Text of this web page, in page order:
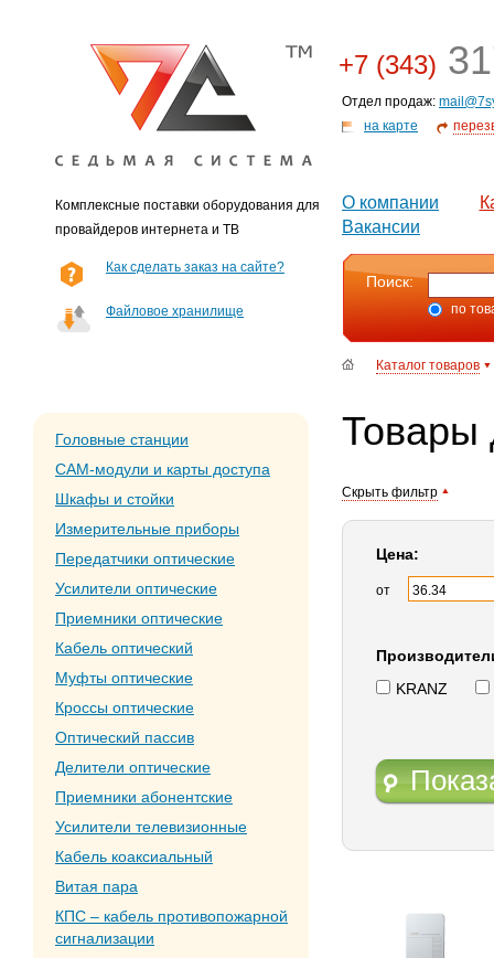
Комплексные поставки оборудования для
провайдеров интернета и ТВ
+7 (343)
Отдел продаж:
на карте
О компании
Вакансии
Как сделать заказ на сайте?
Файловое хранилище
Поиск:
по
Каталог товаров
Головные станции
CAM-модули и карты доступа
Шкафы и стойки
Измерительные приборы
Передатчики оптические
Усилители оптические
Приемники оптические
Кабель оптический
Муфты оптические
Кроссы оптические
Оптический пассив
Делители оптические
Приемники абонентские
Усилители телевизионные
Кабель коаксиальный
Витая пара
КПС – кабель противопожарной
сигнализации
Товары
Скрыть фильтр
Цена:
от
KRANZ